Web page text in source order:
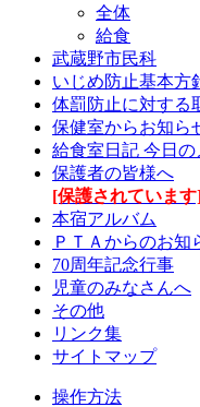
全体
給食
武蔵野市民科
いじめ防止基本方
体罰防止に対する
保健室からお知ら
給食室日記 今日
保護者の皆様へ
[保護されていま
本宿アルバム
ＰＴＡからのお知
70周年記念行事
児童のみなさんへ
その他
リンク集
サイトマップ
操作方法